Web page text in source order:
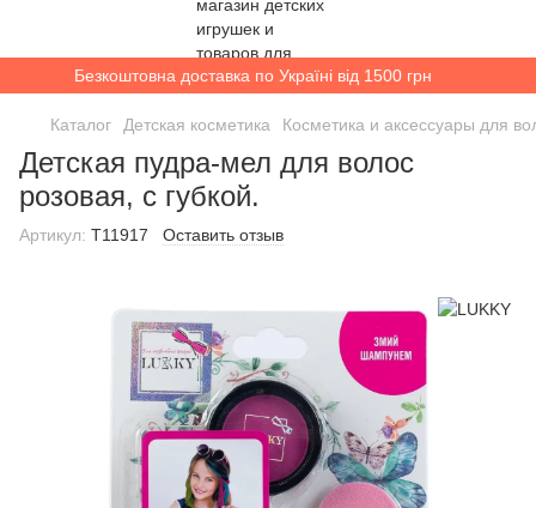
Безкоштовна доставка по Україні від 1500 грн
Каталог Детская косметика Косметика и аксессуары для
Детская пудра-мел для волос
розовая, с губкой.
Артикул: T11917 Оставить отзыв